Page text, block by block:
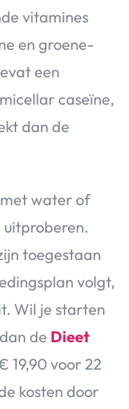
vitamines
en groene-
een
caseïne,
dan de
met water of
uitproberen.
toegestaan
volgt,
Wil je starten
de Dieet
19,90 voor 22
kosten door